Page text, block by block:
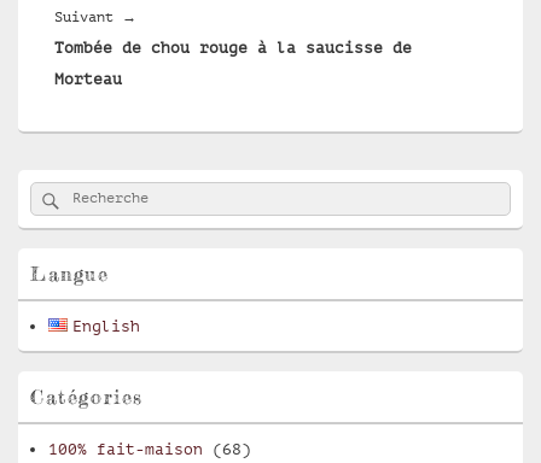
Suivant →
suivant :
Tombée de chou rouge à la saucisse de
Morteau
Zone
principale
de
pour
latérale
Recherche :
Rechercher
Langue
English
Catégories
100% fait-maison (68)